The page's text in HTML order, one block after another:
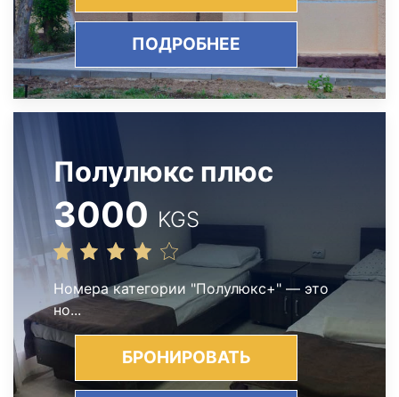
ПОДРОБНЕЕ
Полулюкс плюс
3000 KGS
Номера категории "Полулюкс+" — это
но...
БРОНИРОВАТЬ